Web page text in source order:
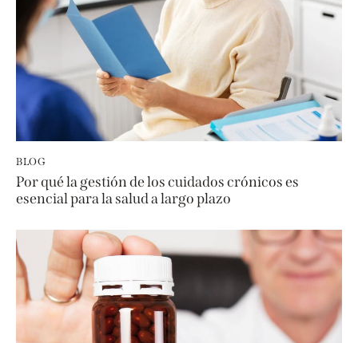
BLOG
Por qué la gestión de los cuidados crónicos es
esencial para la salud a largo plazo